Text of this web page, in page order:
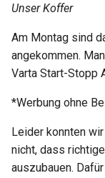
Unser Koffer
Am Montag sind
angekommen.
Varta Start-Stopp
*Werbung ohne
Leider konnten
nicht, dass
auszubauen.